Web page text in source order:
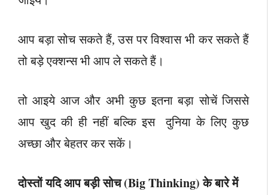
आप बड़ा सोच सकते हैं, उस पर विश्वास भी कर सकते हैं
तो बड़े एक्शन्स भी आप ले सकते हैं।
तो आइये आज और अभी कुछ इतना बड़ा सोचें जिससे
आप खुद की ही नहीं बल्कि इस दुनिया के लिए कुछ
अच्छा और बेहतर कर सकें।
दोस्तों यदि आप बड़ी सोच (Big Thinking) के बारे में